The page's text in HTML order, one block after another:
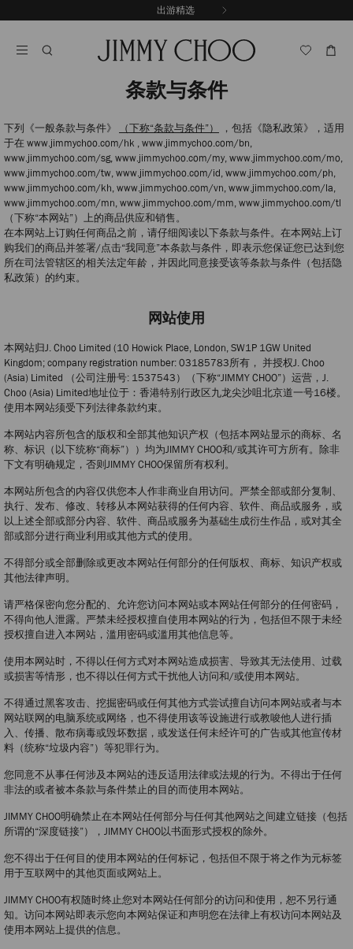
至
出游精选
放
条款与条件
下列《一般条款与条件》 （下称“条款与条件”）
，包括《隐私政策》，适用
于在 www.jimmychoo.com/hk , www.jimmychoo.com/bn,
www.jimmychoo.com/sg, www.jimmychoo.com/my, www.jimmychoo.com/mo,
www.jimmychoo.com/tw, www.jimmychoo.com/id, www.jimmychoo.com/ph,
www.jimmychoo.com/kh, www.jimmychoo.com/vn, www.jimmychoo.com/la,
www.jimmychoo.com/mn, www.jimmychoo.com/mm, www.jimmychoo.com/tl
（下称“本网站”）上的商品供应和销售。
在本网站上订购任何商品之前，请仔细阅读以下条款与条件。在本网站上订
购我们的商品并签署/点击“我同意”本条款与条件，即表示您保证您已达到您
所在司法管辖区的相关法定年龄，并因此同意接受该等条款与条件（包括隐
私政策）的约束。
网站使用
本网站归J. Choo Limited (10 Howick Place, London, SW1P 1GW United
Kingdom; company registration number: 03185783所有， 并授权J. Choo
(Asia) Limited （公司注册号: 1537543）（下称“JIMMY CHOO”）运营，J.
Choo (Asia) Limited地址位于：香港特别行政区九龙尖沙咀北京道一号16楼。
使用本网站须受下列法律条款约束。
本网站内容所包含的版权和全部其他知识产权（包括本网站显示的商标、名
称、标识（以下统称“商标”））均为JIMMY CHOO和/或其许可方所有。除非
下文有明确规定，否则JIMMY CHOO保留所有权利。
本网站所包含的内容仅供您本人作非商业自用访问。严禁全部或部分复制、
执行、发布、修改、转移从本网站获得的任何内容、软件、商品或服务，或
以上述全部或部分内容、软件、商品或服务为基础生成衍生作品，或对其全
部或部分进行商业利用或其他方式的使用。
不得部分或全部删除或更改本网站任何部分的任何版权、商标、知识产权或
其他法律声明。
请严格保密向您分配的、允许您访问本网站或本网站任何部分的任何密码，
不得向他人泄露。严禁未经授权擅自使用本网站的行为，包括但不限于未经
授权擅自进入本网站，滥用密码或滥用其他信息等。
使用本网站时，不得以任何方式对本网站造成损害、导致其无法使用、过载
或损害等情形，也不得以任何方式干扰他人访问和/或使用本网站。
不得通过黑客攻击、挖掘密码或任何其他方式尝试擅自访问本网站或者与本
网站联网的电脑系统或网络，也不得使用该等设施进行或教唆他人进行插
入、传播、散布病毒或毁坏数据，或发送任何未经许可的广告或其他宣传材
料（统称“垃圾内容”）等犯罪行为。
您同意不从事任何涉及本网站的违反适用法律或法规的行为。不得出于任何
非法的或者被本条款与条件禁止的目的而使用本网站。
JIMMY CHOO明确禁止在本网站任何部分与任何其他网站之间建立链接（包括
所谓的“深度链接”），JIMMY CHOO以书面形式授权的除外。
您不得出于任何目的使用本网站的任何标记，包括但不限于将之作为元标签
用于互联网中的其他页面或网站上。
JIMMY CHOO有权随时终止您对本网站任何部分的访问和使用，恕不另行通
知。访问本网站即表示您向本网站保证和声明您在法律上有权访问本网站及
使用本网站上提供的信息。